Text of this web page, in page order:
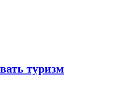
туризм